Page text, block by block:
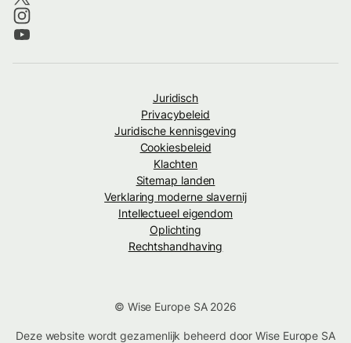
Juridisch
Privacybeleid
Juridische kennisgeving
Cookiesbeleid
Klachten
Sitemap landen
Verklaring moderne slavernij
Intellectueel eigendom
Oplichting
Rechtshandhaving
© Wise Europe SA 2026
Deze website wordt gezamenlijk beheerd door Wise Europe SA